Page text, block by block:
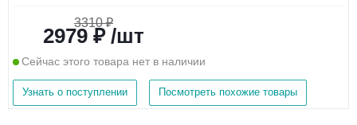
3310 ₽
2979 ₽ /шт
Сейчас этого товара нет в наличии
Узнать о поступлении Посмотреть похожие товары